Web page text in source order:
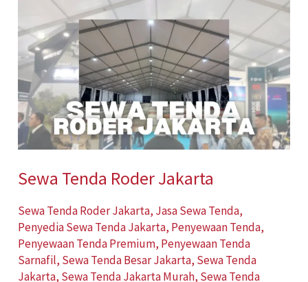
Sewa Tenda Roder Jakarta
Sewa Tenda Roder Jakarta, Jasa Sewa Tenda,
Penyedia Sewa Tenda Jakarta, Penyewaan Tenda,
Penyewaan Tenda Premium, Penyewaan Tenda
Sarnafil, Sewa Tenda Besar Jakarta, Sewa Tenda
Jakarta, Sewa Tenda Jakarta Murah, Sewa Tenda
Tenda
Roder
Jakarta